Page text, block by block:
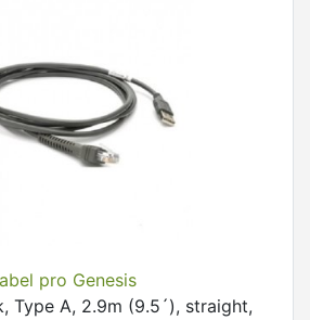
pro Genesis
Type A, 2.9m (9.5´), straight,